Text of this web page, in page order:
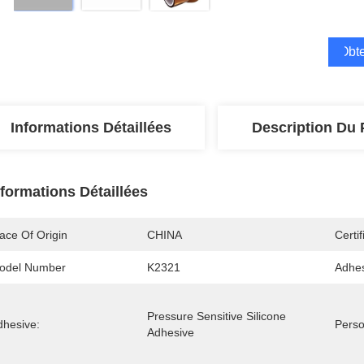
Informations Détaillées Description Du
Détaillées
Of Origin CHINA
Number K2321
Pressure Sensitive Silicone
Adhesive